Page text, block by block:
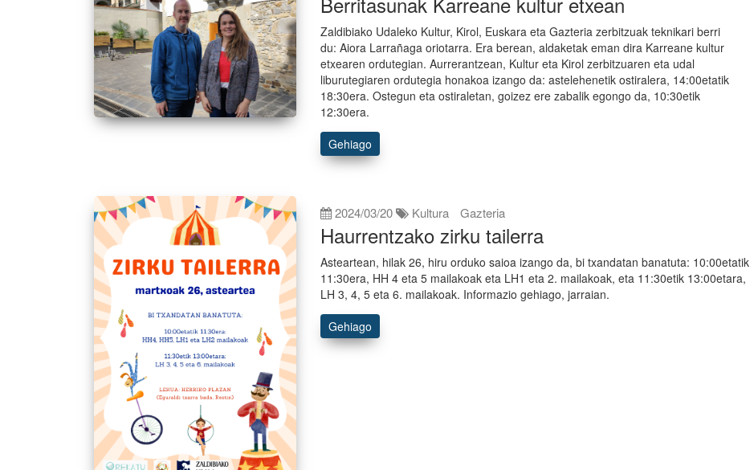
Zaldibiako Udaleko Kultur, Kirol, Euskara eta Gazteria zerbitzuak teknikari berri
du: Aiora Larrañaga oriotarra. Era berean, aldaketak eman dira Karreane kultur
etxearen ordutegian. Aurrerantzean, Kultur eta Kirol zerbitzuaren eta udal
liburutegiaren ordutegia honakoa izango da: astelehenetik ostiralera, 14:00etatik
18:30era. Ostegun eta ostiraletan, goizez ere zabalik egongo da, 10:30etik
12:30era.
Gehiago
2024/03/20 Kultura Gazteria
Haurrentzako zirku tailerra
Asteartean, hilak 26, hiru orduko saioa izango da, bi txandatan banatuta: 10:00etatik
11:30era, HH 4 eta 5 mailakoak eta LH1 eta 2. mailakoak, eta 11:30etik 13:00etara,
LH 3, 4, 5 eta 6. mailakoak. Informazio gehiago, jarraian.
Gehiago